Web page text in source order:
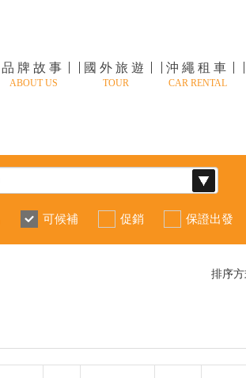
品牌故事
ABOUT US
國外旅遊
TOUR
沖繩租車
CAR RENTAL
可候補 促銷 保證出發
排序方